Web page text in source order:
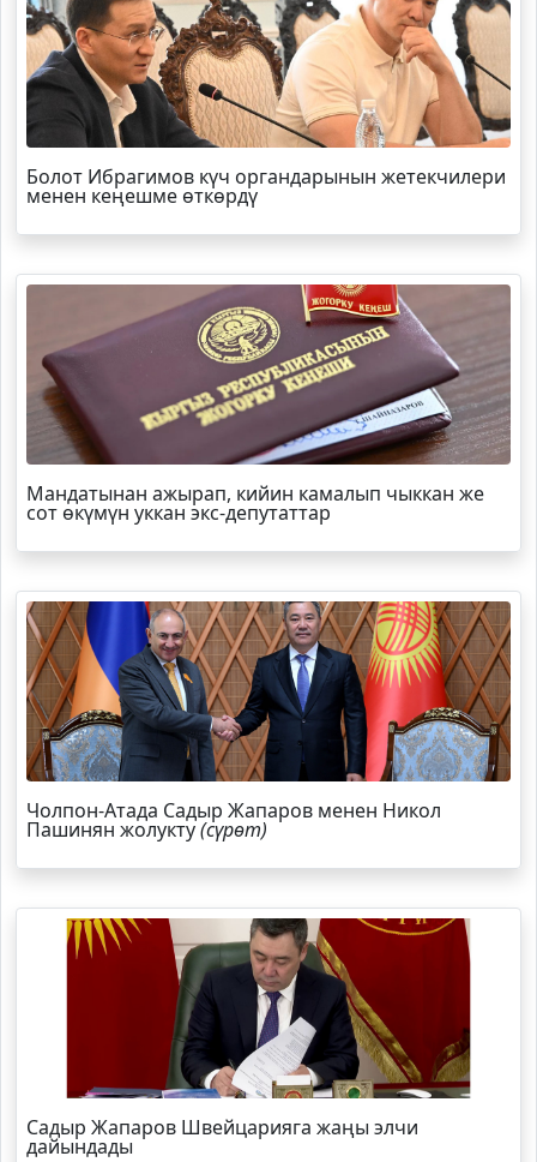
Болот Ибрагимов күч органдарынын жетекчилери
менен кеңешме өткөрдү
Мандатынан ажырап, кийин камалып чыккан же
сот өкүмүн уккан экс-депутаттар
Чолпон-Атада Садыр Жапаров менен Никол
Пашинян жолукту(сүрөт)
Садыр Жапаров Швейцарияга жаңы элчи
дайындады